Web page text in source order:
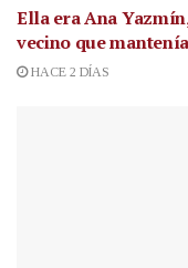
Ella era Ana
vecino que
HACE 2 DÍAS